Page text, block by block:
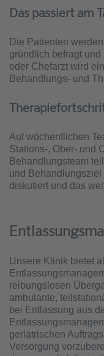
Das passiert am
Die Patienten
gründlich befragt
oder Chefarzt wird
Behandlungs- und
Auf wöchentlichen
Stations-, Ober- und
Behandlungsteam
und
diskutiert und das
Unsere Klinik bietet
reibungslosen
ambulante,
bei Entlassung aus
geriatrischen
Versorgung